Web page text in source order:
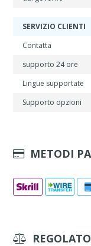
SERVIZIO CLIENTI
Contatta
supporto 24 ore
Lingue supportate
Supporto opzioni
METODI